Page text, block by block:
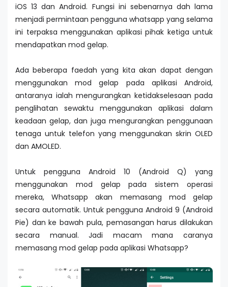
iOS 13 dan Android. Fungsi ini sebenarnya dah lama
menjadi permintaan pengguna whatsapp yang selama
ini terpaksa menggunakan aplikasi pihak ketiga untuk
mendapatkan mod gelap.
Ada beberapa faedah yang kita akan dapat dengan
menggunakan mod gelap pada aplikasi Android,
antaranya ialah mengurangkan ketidakselesaan pada
penglihatan sewaktu menggunakan aplikasi dalam
keadaan gelap, dan juga mengurangkan penggunaan
tenaga untuk telefon yang menggunakan skrin OLED
dan AMOLED.
Untuk pengguna Android 10 (Android Q) yang
menggunakan mod gelap pada sistem operasi
mereka, Whatsapp akan memasang mod gelap
secara automatik. Untuk pengguna Android 9 (Android
Pie) dan ke bawah pula, pemasangan harus dilakukan
secara manual. Jadi macam mana caranya
memasang mod gelap pada aplikasi Whatsapp?